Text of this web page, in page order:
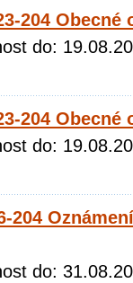
204 Obecné
do:
204 Obecné
do:
204
do: